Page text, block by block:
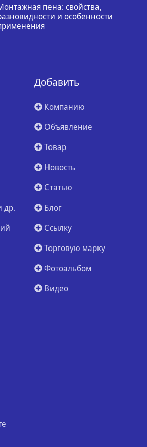
пена: свойства,
и особенности
др.
Добавить
Компанию
Объявление
Товар
Новость
Статью
Блог
Ссылку
Торговую марку
Фотоальбом
Видео